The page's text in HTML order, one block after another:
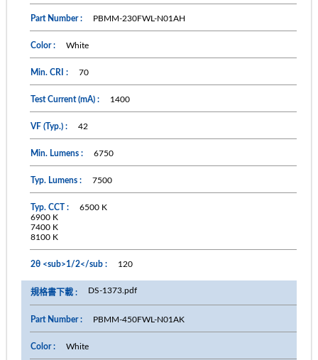
PBMM-230FWL-N01AH
White
70
1400
42
6750
7500
6500 K
6900 K
7400 K
8100 K
120
DS-1373.pdf
PBMM-450FWL-N01AK
White